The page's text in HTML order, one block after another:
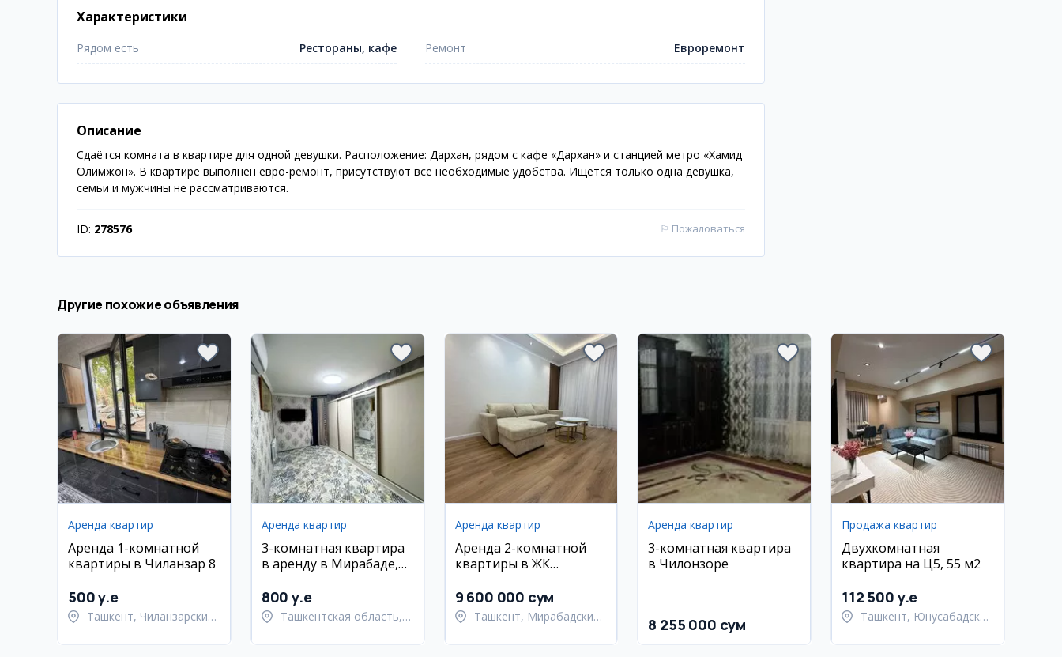
Характеристики
Рядом есть Рестораны, кафе Ремонт Евроремонт
Описание
Сдаётся комната в квартире для одной девушки. Расположение: Дархан, рядом с кафе «Дархан» и станцией метро «Хамид
Олимжон». В квартире выполнен евро-ремонт, присутствуют все необходимые удобства. Ищется только одна девушка,
семьи и мужчины не рассматриваются.
ID: 278576 ⚐ Пожаловаться
Другие похожие объявления
Аренда квартир
Аренда 1-комнатной
квартиры в Чиланзар 8
500 y.e
Ташкент, Чиланзарский
Аренда квартир
3-комнатная квартира
в аренду в Мирабаде,
800 y.e
Ташкентская область,
Аренда квартир
Аренда 2-комнатной
квартиры в ЖК
9 600 000 сум
Ташкент, Мирабадский
Аренда квартир
3-комнатная квартира
в Чилонзоре
8 255 000 сум
Продажа квартир
Двухкомнатная
квартира на Ц5, 55 м2
112 500 y.e
Ташкент, Юнусабадский